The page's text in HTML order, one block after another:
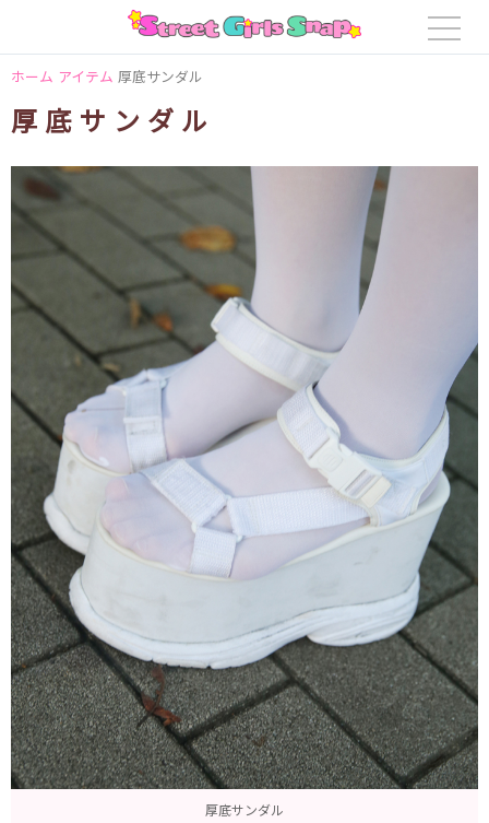
ホーム アイテム 厚底サンダル
厚底サンダル
厚底サンダル